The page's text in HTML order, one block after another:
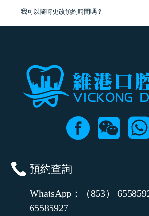
我可以隨時更改預約時間嗎？
可以，請盡早通過wechat或whatsapp聯絡我們，告知
預約查詢
WhatsApp：（853）
65585927